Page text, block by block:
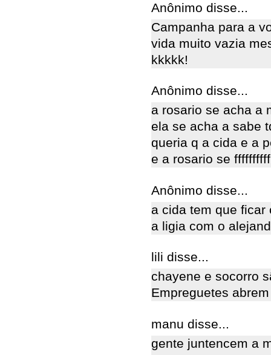
Anônimo disse...
Campanha para a
vida muito vazia
kkkkk!
Anônimo disse...
a rosario se acha a
ela se acha a sabe
queria q a cida e a
e a rosario se
Anônimo disse...
a cida tem que
a ligia com o
lili disse...
chayene e socorro
Empreguetes
manu disse...
gente juntencem a